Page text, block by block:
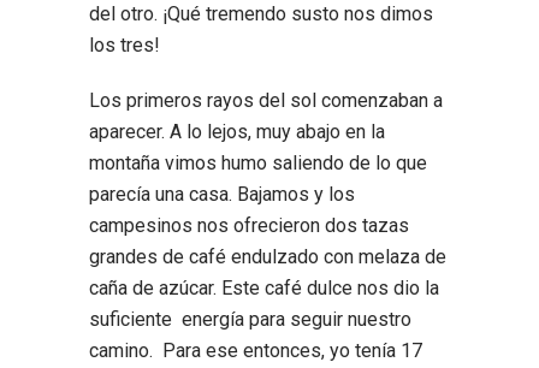
del otro. ¡Qué tremendo susto nos dimos
los tres!
Los primeros rayos del sol comenzaban a
aparecer. A lo lejos, muy abajo en la
montaña vimos humo saliendo de lo que
parecía una casa. Bajamos y los
campesinos nos ofrecieron dos tazas
grandes de café endulzado con melaza de
caña de azúcar. Este café dulce nos dio la
suficiente energía para seguir nuestro
camino. Para ese entonces, yo tenía 17